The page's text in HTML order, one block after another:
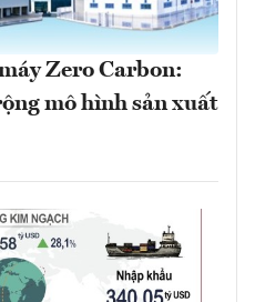
Zero Carbon:
mô hình sản xuất